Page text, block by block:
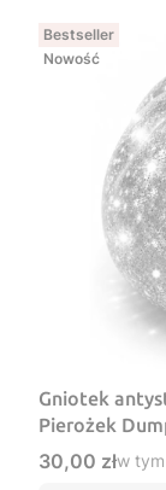
Bestseller
Nowość
Gniotek
Pierożek
Cena brutto
30,00 złw tym
w tym